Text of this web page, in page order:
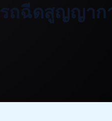
ถฉีดสูญญาก